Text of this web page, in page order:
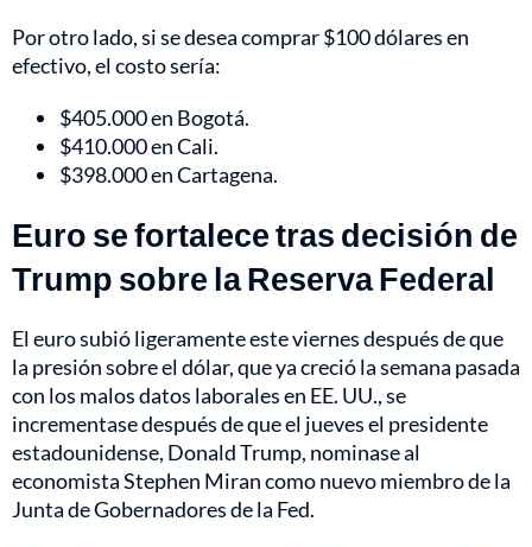
Por otro lado, si se desea comprar $100 dólares en
efectivo, el costo sería:
$405.000 en Bogotá.
$410.000 en Cali.
$398.000 en Cartagena.
Euro se fortalece tras decisión de
Trump sobre la Reserva Federal
El euro subió ligeramente este viernes después de que
la presión sobre el dólar, que ya creció la semana pasada
con los malos datos laborales en EE. UU., se
incrementase después de que el jueves el presidente
estadounidense, Donald Trump, nominase al
economista Stephen Miran como nuevo miembro de la
Junta de Gobernadores de la Fed.